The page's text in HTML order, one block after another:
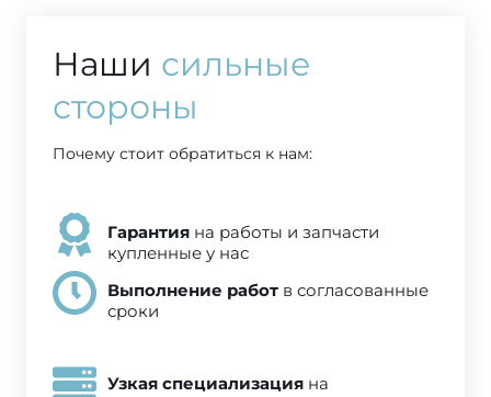
Наши сильные
стороны
Почему стоит обратиться к нам:
Гарантия на работы и запчасти
купленные у нас
Выполнение работ в согласованные
сроки
Узкая специализация на